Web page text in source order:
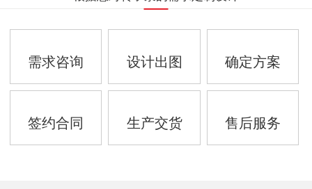
需求咨询 设计出图 确定方案
签约合同 生产交货 售后服务